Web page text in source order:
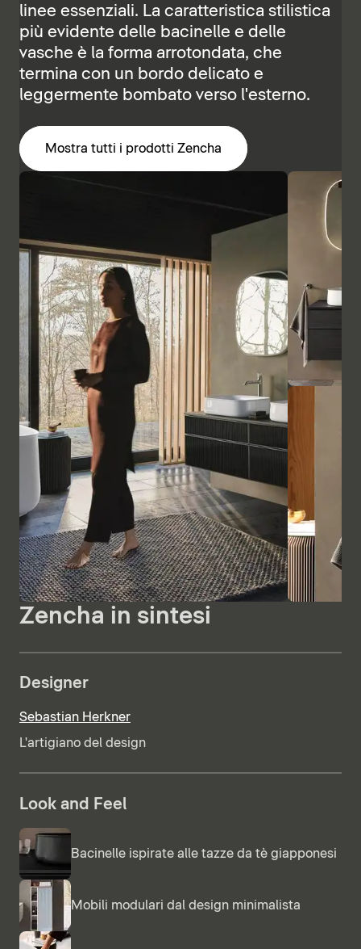
linee essenziali. La caratteristica stilistica
più evidente delle bacinelle e delle
vasche è la forma arrotondata, che
termina con un bordo delicato e
leggermente bombato verso l'esterno.
Mostra tutti i prodotti Zencha
Zencha in sintesi
Designer
Sebastian Herkner
L'artigiano del design
Look and Feel
Bacinelle ispirate alle tazze da tè giapponesi
Mobili modulari dal design minimalista